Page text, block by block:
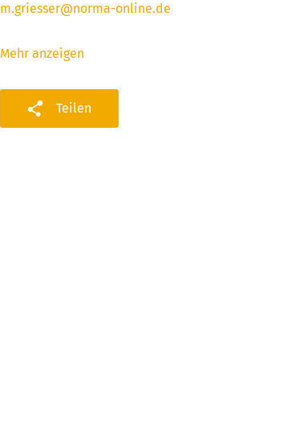
m.griesser@norma-online.de
Mehr anzeigen
Teilen